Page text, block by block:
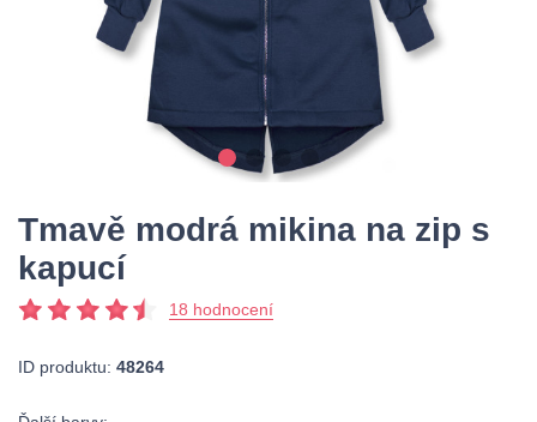
Tmavě modrá mikina na zip s
kapucí
18 hodnocení
ID produktu: 48264